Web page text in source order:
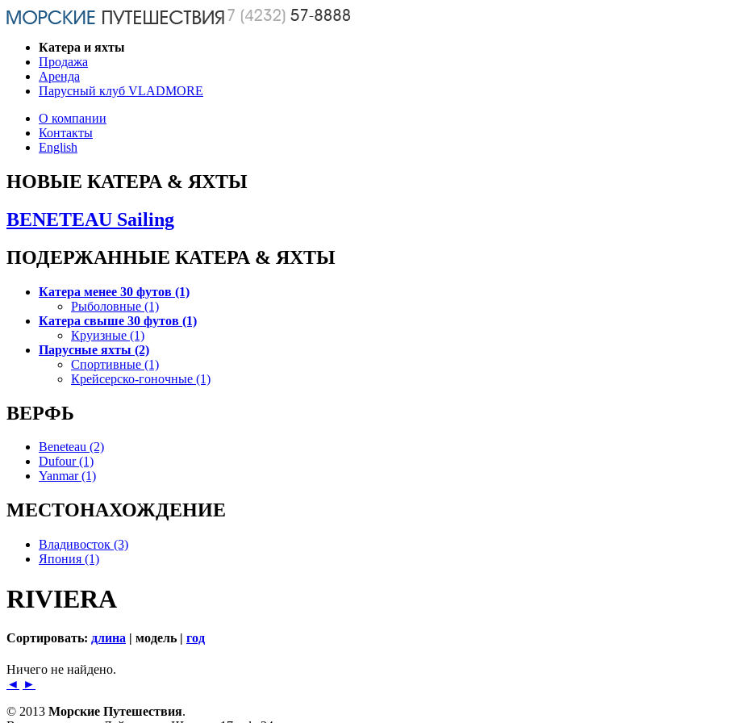
Катера и яхты
Продажа
Аренда
Парусный клуб VLADMORE
О компании
Контакты
English
НОВЫЕ КАТЕРА & ЯХТЫ
BENETEAU Sailing
ПОДЕРЖАННЫЕ КАТЕРА & ЯХТЫ
Катера менее 30 футов (1)
Рыболовные (1)
Катера свыше 30 футов (1)
Круизные (1)
Парусные яхты (2)
Спортивные (1)
Крейсерско-гоночные (1)
ВЕРФЬ
Beneteau (2)
Dufour (1)
Yanmar (1)
МЕСТОНАХОЖДЕНИЕ
Владивосток (3)
Япония (1)
RIVIERA
Сортировать: длина | модель | год
Ничего не найдено.
◄ ►
© 2013 Морские Путешествия.